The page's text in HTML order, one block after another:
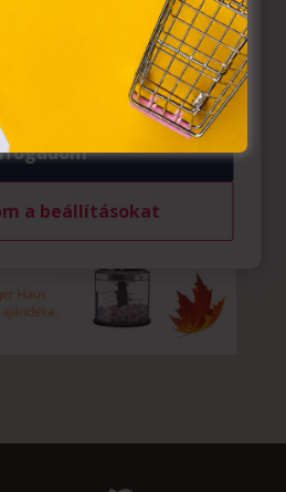
az Európai Unió országain
használatához, és ezeknek a
vagy egyéb eszközén történő
hozzájárulását kell kérniük.
a beállításokat